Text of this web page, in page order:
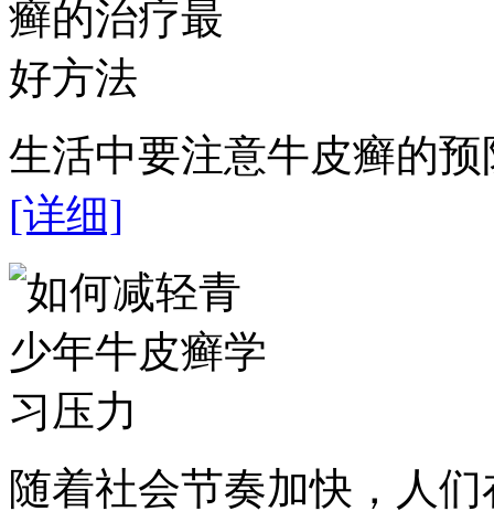
生活中要注意牛皮癣的
[详细]
随着社会节奏加快，人